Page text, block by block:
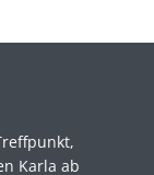
Karla ab